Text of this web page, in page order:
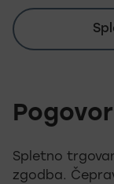
Spletno
zgodba.